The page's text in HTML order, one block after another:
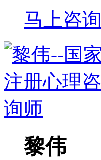
马上咨询
黎伟